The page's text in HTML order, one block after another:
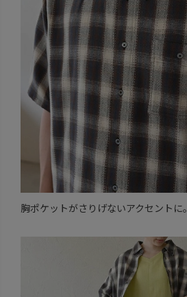
胸ポケットがさりげないアクセントに。